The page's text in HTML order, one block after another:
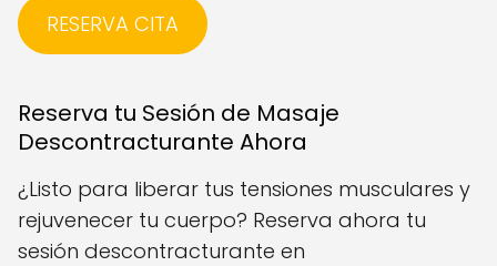
RESERVA CITA
Reserva tu Sesión de Masaje
Descontracturante Ahora
¿Listo para liberar tus tensiones musculares y
rejuvenecer tu cuerpo? Reserva ahora tu
sesión descontracturante en